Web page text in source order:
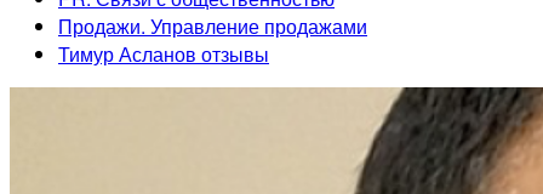
Продажи. Управление продажами
Тимур Асланов отзывы